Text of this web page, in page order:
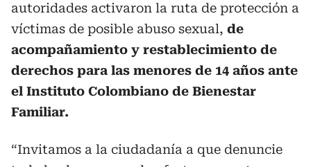
autoridades activaron la ruta de protección a
víctimas de posible abuso sexual, de
acompañamiento y restablecimiento de
derechos para las menores de 14 años ante
el Instituto Colombiano de Bienestar
Familiar.
“Invitamos a la ciudadanía a que denuncie